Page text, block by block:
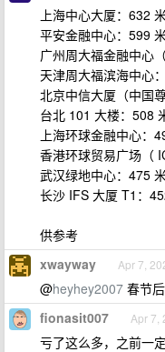
上海中心大厦：632
平安金融中心：599
广州周大福金融中心
天津周大福滨海中心
北京中信大厦（中国
台北 101 大楼：508
上海环球金融中心：
香港环球贸易广场（
武汉绿地中心：475
长沙 IFS 大厦 T1：
供参考
xwayway Apr 7,
@heyhey2007 春节
fionasit007 Apr 7,
亏了这么多，之前一